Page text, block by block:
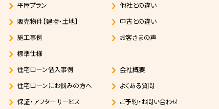
平屋プラン
販売物件【建物・土地】
施工事例
標準仕様
他社との違い
中古との違い
お客さまの声
住宅ローン借入事例
住宅ローンにお悩みの方へ
保証・アフターサービス
会社概要
よくある質問
ご予約・お問い合わせ